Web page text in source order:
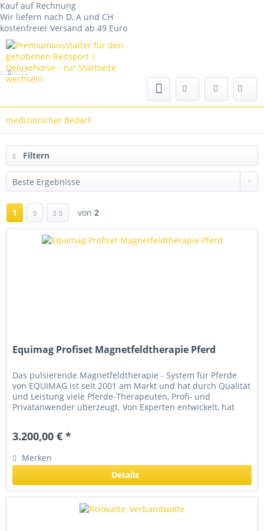
Kauf auf Rechnung
Wir liefern nach D, A und CH
kostenfreier Versand ab 49 Euro
medizinischer Bedarf
Filtern
1 von 2
Equimag Profiset Magnetfeldtherapie Pferd
Das pulsierende Magnetfeldtherapie - System für Pferde
von EQUIMAG ist seit 2001 am Markt und hat durch Qualität
und Leistung viele Pferde-Therapeuten, Profi- und
Privatanwender überzeugt. Von Experten entwickelt, hat
3.200,00 € *
Merken
Details